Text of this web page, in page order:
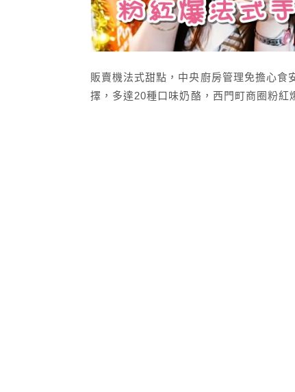
販賣機法式甜點，中央廚房管理免擔心食
擇，多達20種口味奶酪，西門町商圈粉紅